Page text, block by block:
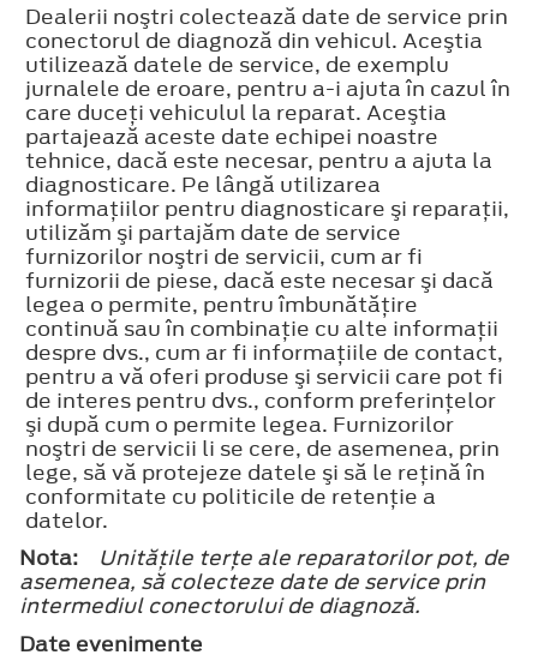
Dealerii noştri colectează date de service prin
conectorul de diagnoză din vehicul. Aceştia
utilizează datele de service, de exemplu
jurnalele de eroare, pentru a-i ajuta în cazul în
care duceţi vehiculul la reparat. Aceştia
partajează aceste date echipei noastre
tehnice, dacă este necesar, pentru a ajuta la
diagnosticare. Pe lângă utilizarea
informaţiilor pentru diagnosticare şi reparaţii,
utilizăm şi partajăm date de service
furnizorilor noştri de servicii, cum ar fi
furnizorii de piese, dacă este necesar şi dacă
legea o permite, pentru îmbunătăţire
continuă sau în combinaţie cu alte informaţii
despre dvs., cum ar fi informaţiile de contact,
pentru a vă oferi produse şi servicii care pot fi
de interes pentru dvs., conform preferinţelor
şi după cum o permite legea. Furnizorilor
noştri de servicii li se cere, de asemenea, prin
lege, să vă protejeze datele şi să le reţină în
conformitate cu politicile de retenţie a
datelor.
Nota:
Unităţile terţe ale reparatorilor pot, de
asemenea, să colecteze date de service prin
intermediul conectorului de diagnoză.
Date evenimente